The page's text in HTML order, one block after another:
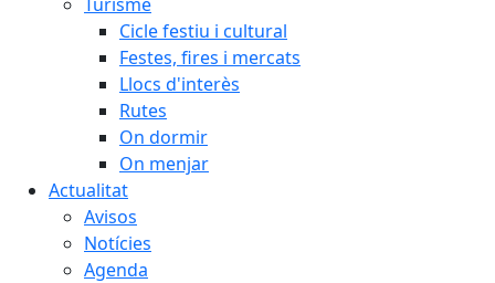
Cicle festiu i cultural
Festes, fires i mercats
Llocs d'interès
Rutes
On dormir
On menjar
Actualitat
Avisos
Notícies
Agenda